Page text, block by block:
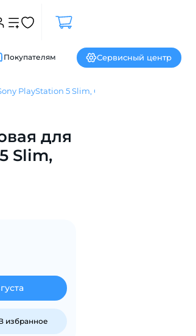
Покупателям Сервисный центр
PlayStation 5 Slim, Самурай
для
Slim,
избранное